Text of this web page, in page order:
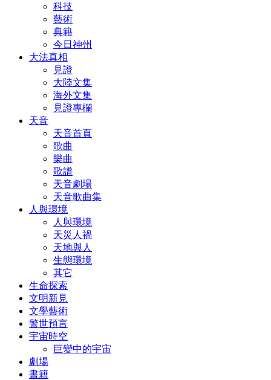
科技
藝術
典籍
今日神州
大法真相
見證
大陸文集
海外文集
見證專欄
天音
天音首頁
歌曲
樂曲
歌譜
天音劇場
天音歌曲集
人與環境
人與環境
天災人禍
天地與人
生態環境
其它
生命探索
文明新見
文學藝術
警世預言
宇宙時空
巨變中的宇宙
劇場
書籍